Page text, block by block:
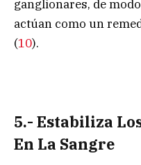
ganglionares, de
actúan como un
(10).
5.- Estabiliza
En La Sangre